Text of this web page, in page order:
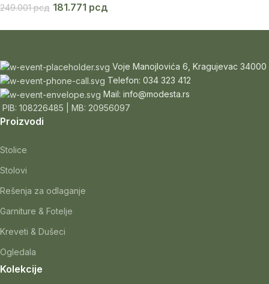
249.001рсд 181.771 рсд
Voje Manojlovića 6, Kragujevac 34000
Telefon: 034 323 412
Mail: info@modesta.rs
PIB: 108226485 | MB: 20956097
Proizvodi
Stolice
Stolovi
Rešenja za odlaganje
Garniture & Fotelje
Kreveti & Dušeci
Ogledala
Kolekcije